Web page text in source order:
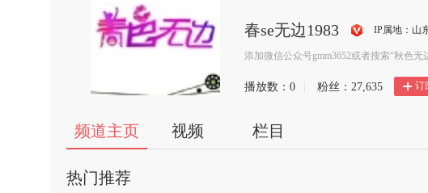
春se无边1983
狐
IP属地：山
添加微信公众号gmm3652或者搜索“秋色无
播放数： 0 粉丝： 27,635 订
频道主页 视频 栏目
热门推荐